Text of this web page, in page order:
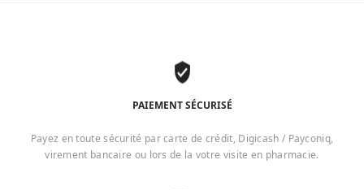
PAIEMENT SÉCURISÉ
Payez en toute sécurité par carte de crédit, Digicash / Payconiq,
virement bancaire ou lors de la votre visite en pharmacie.